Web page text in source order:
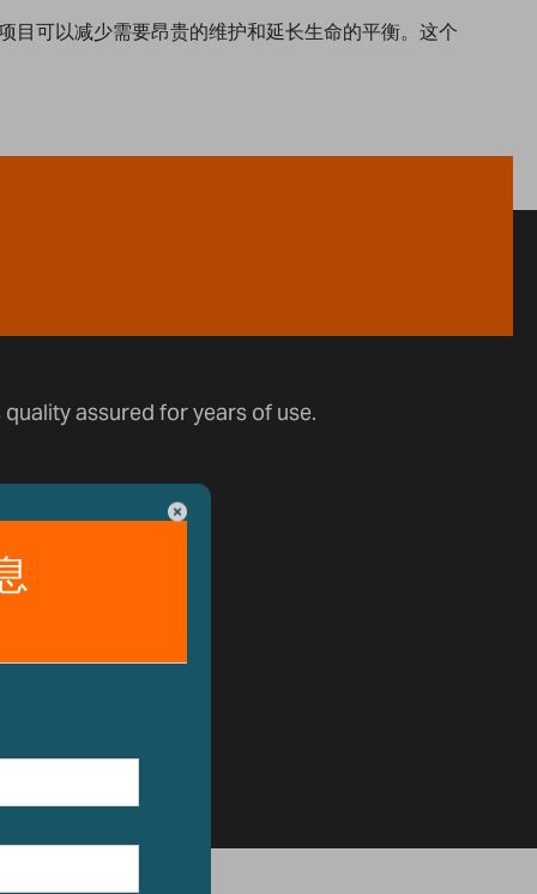
目可以减少需要昂贵的维护和延长生命的平衡。这个
assured for years of use.